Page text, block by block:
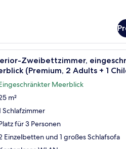
Verdunkelungsvorhänge Ein
Zweibettzimmer,
(Premium, 2 Adults + 1
Meerblick
m²
Schlafzimmer
für 3 Personen
Einzelbetten und 1 großes Schlafsofa